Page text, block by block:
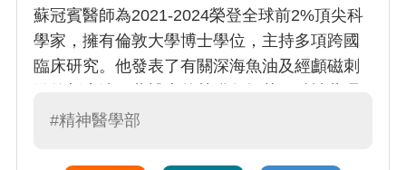
蘇冠賓醫師為2021-2024榮登全球前2%頂尖科
學家，擁有倫敦大學博士學位，主持多項跨國
臨床研究。他發表了有關深海魚油及經顱磁刺
論文獎、美國精神醫學研究年輕學者獎、湯森
#精神醫學部